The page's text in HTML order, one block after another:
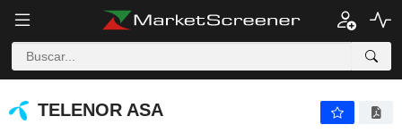
TELENOR ASA
TELENOR ASA